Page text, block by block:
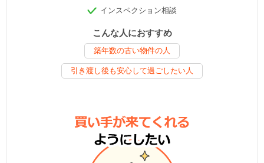
インスペクション相談
こんな人におすすめ
築年数の古い物件の人
引き渡し後も安心して過ごしたい人